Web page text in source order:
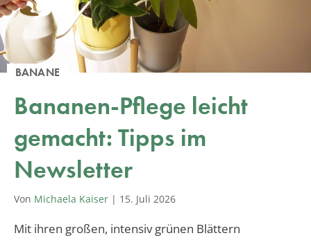
BANANE
Bananen-Pflege leicht
gemacht: Tipps im
Newsletter
Von Michaela Kaiser | 15. Juli 2026
Mit ihren großen, intensiv grünen Blättern